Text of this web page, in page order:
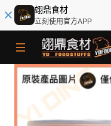
翊鼎食材
立刻使用官方APP